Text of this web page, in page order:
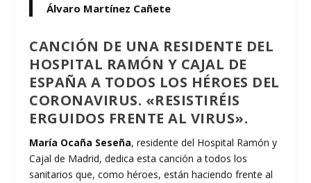
Álvaro Martínez Cañete
CANCIÓN DE UNA RESIDENTE DEL
HOSPITAL RAMÓN Y CAJAL DE
ESPAÑA A TODOS LOS HÉROES DEL
CORONAVIRUS. «RESISTIRÉIS
ERGUIDOS FRENTE AL VIRUS».
María Ocaña Seseña, residente del Hospital Ramón y
Cajal de Madrid, dedica esta canción a todos los
sanitarios que, como héroes, están haciendo frente al